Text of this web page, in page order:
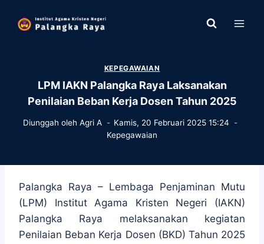
KEPEGAWAIAN
LPM IAKN Palangka Raya Laksanakan
Penilaian Beban Kerja Dosen Tahun 2025
Diunggah oleh Agri A
Kamis, 20 Februari 2025 15:24
Kepegawaian
Palangka Raya – Lembaga Penjaminan Mutu
(LPM) Institut Agama Kristen Negeri (IAKN)
Palangka Raya melaksanakan kegiatan
Penilaian Beban Kerja Dosen (BKD) Tahun 2025